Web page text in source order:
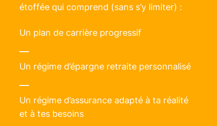
étoffée qui comprend (sans s’y limiter) :
Un plan de carrière progressif
Un régime d’épargne retraite personnalisé
Un régime d’assurance adapté à ta réalité
et à tes besoins